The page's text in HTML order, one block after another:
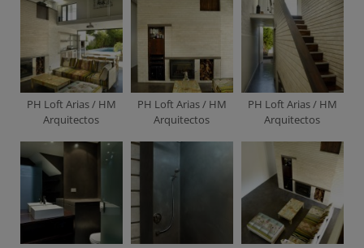
PH Loft Arias / HM
Arquitectos
PH Loft Arias / HM
Arquitectos
PH Loft Arias / HM
Arquitectos